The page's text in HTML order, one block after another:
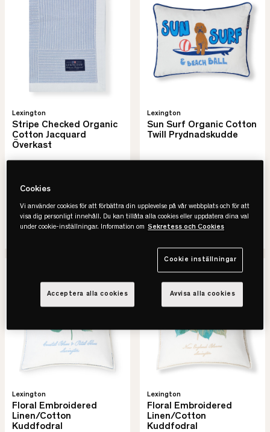
Lexington
Stripe Checked Organic
Cotton Jacquard
Överkast
3.795 kr
Lägsta pris senaste 30 dagar
Lexington
Sun Surf Organic Cotton
Twill Prydnadskudde
Lägsta pris senaste 30 dagar
SE VARIANTER
Lexington
Floral Embroidered
Linen/Cotton
Kuddfodral
-50% REA
Lexington
Floral Embroidered
Linen/Cotton
Kuddfodral
Cookies
Vi använder cookies för att förbättra din upplevelse på vår webbplats och för att
visa dig personligt innehåll. Du kan tillåta alla cookies eller uppdatera dina val
under cookie-inställningar. Information om Sekretess och Cookies
Cookie inställningar
Avvisa alla cookies
Acceptera alla cookies